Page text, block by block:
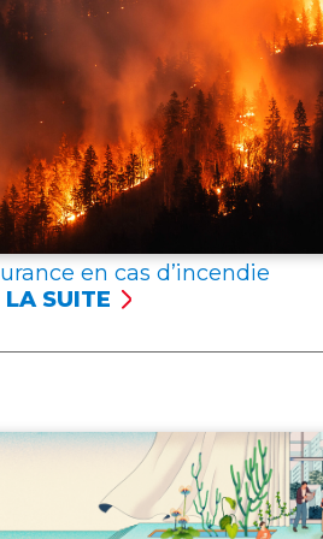
en cas d’incendie
LA SUITE